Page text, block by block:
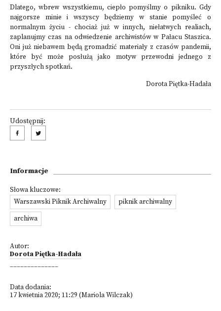
Dlatego, wbrew wszystkiemu, ciepło pomyślmy o pikniku. Gdy
najgorsze minie i wszyscy będziemy w stanie pomyśleć o
normalnym życiu - chociaż już w innych, niełatwych realiach,
zaplanujmy czas na odwiedzenie archiwistów w Pałacu Staszica.
Oni już niebawem będą gromadzić materiały z czasów pandemii,
które być może posłużą jako motyw przewodni jednego z
przyszłych spotkań.
Dorota Piętka-Hadała
Udostępnij:
Informacje
Słowa kluczowe:
Warszawski Piknik Archiwalny
piknik archiwalny
archiwa
Autor:
Dorota Piętka-Hadała
______________
Data dodania:
17 kwietnia 2020; 11:29 (Mariola Wilczak)